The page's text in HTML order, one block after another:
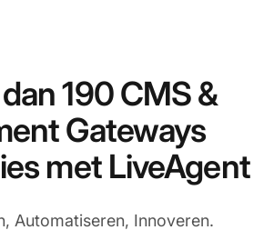
190 CMS &
Gateways
met LiveAgent
Automatiseren, Innoveren.